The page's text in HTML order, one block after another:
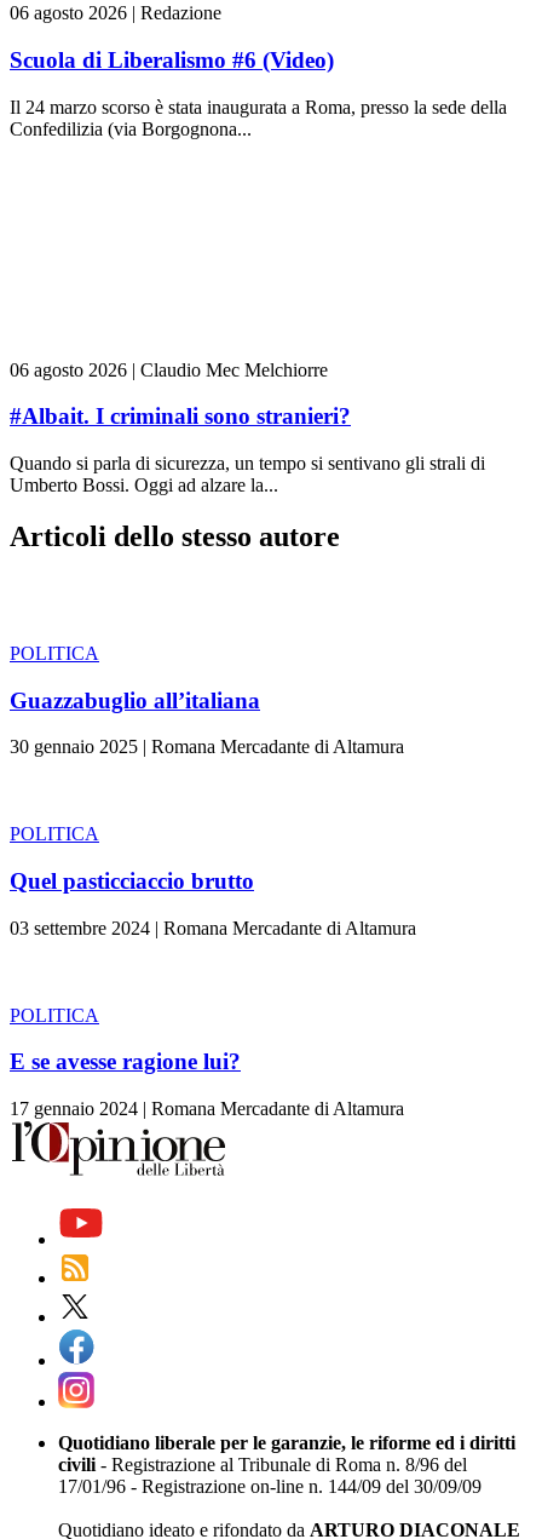
06 agosto 2026 | Redazione
Scuola di Liberalismo #6 (Video)
Il 24 marzo scorso è stata inaugurata a Roma, presso la sede della
Confedilizia (via Borgognona...
06 agosto 2026 | Claudio Mec Melchiorre
#Albait. I criminali sono stranieri?
Quando si parla di sicurezza, un tempo si sentivano gli strali di
Umberto Bossi. Oggi ad alzare la...
Articoli dello stesso autore
POLITICA
Guazzabuglio all’italiana
30 gennaio 2025 | Romana Mercadante di Altamura
POLITICA
Quel pasticciaccio brutto
03 settembre 2024 | Romana Mercadante di Altamura
POLITICA
E se avesse ragione lui?
17 gennaio 2024 | Romana Mercadante di Altamura
Quotidiano liberale per le garanzie, le riforme ed i diritti
civili - Registrazione al Tribunale di Roma n. 8/96 del
17/01/96 - Registrazione on-line n. 144/09 del 30/09/09
Quotidiano ideato e rifondato da ARTURO DIACONALE